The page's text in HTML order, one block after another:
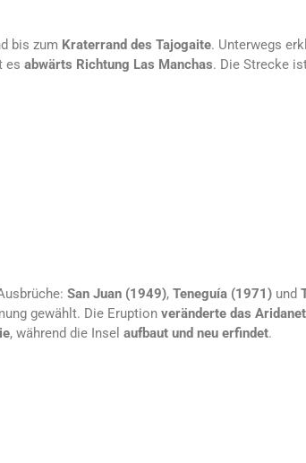
bis zum Kraterrand des Tajogaite. Unterwegs
es abwärts Richtung Las Manchas. Die Strecke
San Juan (1949), Teneguía (1971) und
gewählt. Die Eruption veränderte das
, während die Insel aufbaut und neu erfindet.